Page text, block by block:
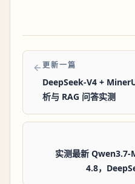
更新一篇
DeepSeek-V4 +
析与 RAG 问答实测
实测最新
4.8，